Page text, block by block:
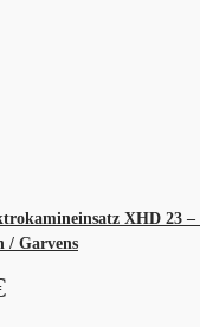
XHD 23 –
/ Garvens